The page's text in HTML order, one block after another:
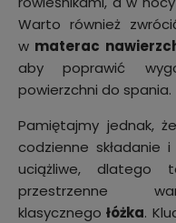
Warto również
w materac
aby poprawić
powierzchni do spania.
Pamiętajmy jednak,
codzienne składanie
uciążliwe, dlatego
przestrzenne
klasycznegołóżka.